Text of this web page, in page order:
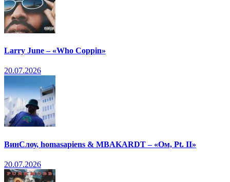
Larry June – «Who Coppin»
20.07.2026
ВинСлоу, homasapiens & MBAKARDT – «Ом, Pt. II»
20.07.2026